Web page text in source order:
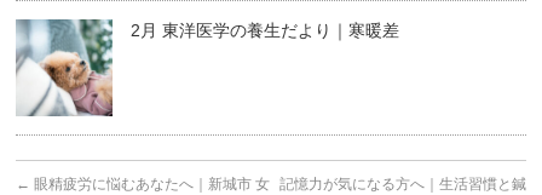
2月 東洋医学の養生だより｜寒暖差
← 眼精疲労に悩むあなたへ｜新城市 女 記憶力が気になる方へ｜生活習慣と鍼